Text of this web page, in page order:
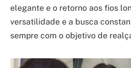
elegante e o retorno aos fios
versatilidade e a busca
sempre com o objetivo de